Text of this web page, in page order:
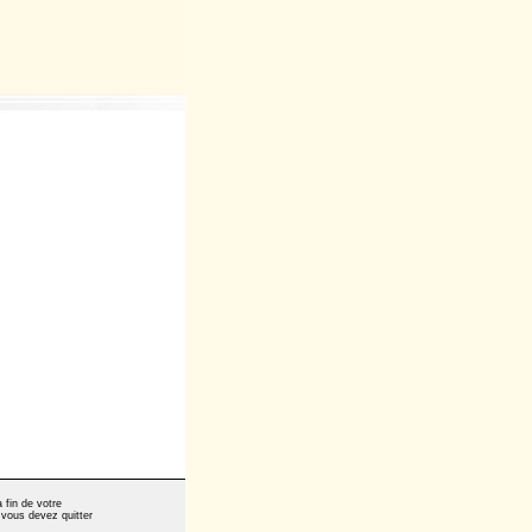
fin de votre
devez quitter